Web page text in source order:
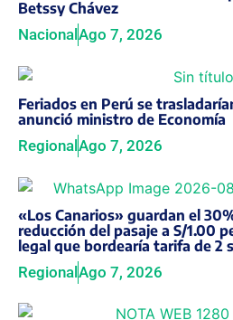
Betssy Chávez
Nacional Ago 7, 2026
Feriados en Perú se
anunció ministro de Economía
Regional Ago 7, 2026
«Los Canarios» guardan el
reducción del pasaje a S/1.00
legal que bordearía tarifa de 2
RegionalAgo 7, 2026